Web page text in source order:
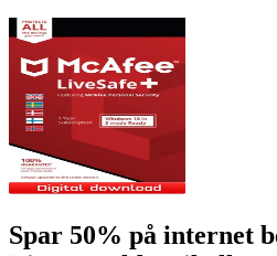
Spar 50% på internet